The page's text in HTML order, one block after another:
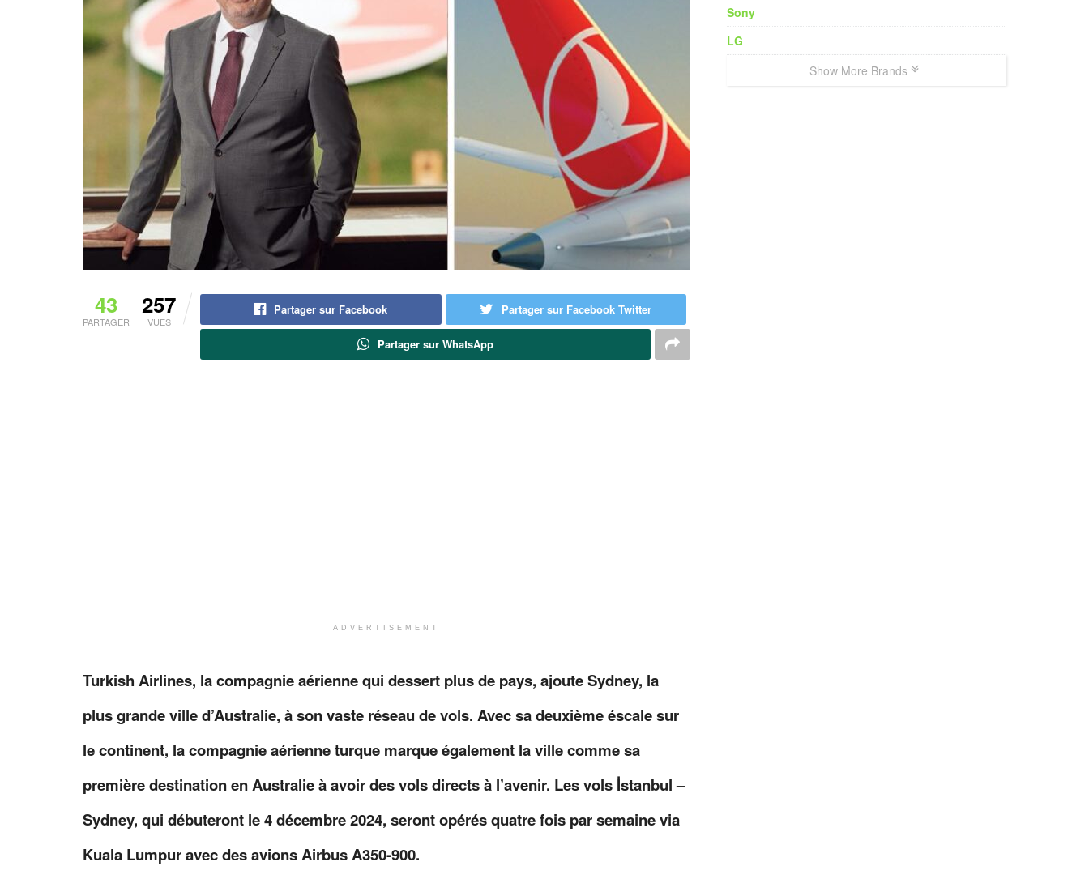
43
PARTAGER
257
VUES
Partager sur Facebook Partager sur Facebook Twitter
Partager sur WhatsApp
ADVERTISEMENT
Turkish Airlines, la compagnie aérienne qui dessert plus de pays, ajoute Sydney, la
plus grande ville d’Australie, à son vaste réseau de vols. Avec sa deuxième éscale sur
le continent, la compagnie aérienne turque marque également la ville comme sa
première destination en Australie à avoir des vols directs à l’avenir. Les vols İstanbul –
Sydney, qui débuteront le 4 décembre 2024, seront opérés quatre fois par semaine via
Kuala Lumpur avec des avions Airbus A350-900.
Sony
LG
Show More Brands